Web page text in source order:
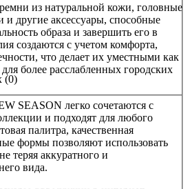
(0)
из натуральной кожи, головные
другие аксессуары, способные
образа и завершить его в
создаются с учетом комфорта,
что делает их уместными как
более расслабленных городских
SEASON легко сочетаются с
и подходят для любого
палитра, качественная
формы позволяют использовать
теряя аккуратного и
вида.